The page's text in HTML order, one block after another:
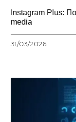
Instagram Plus:
media
31/03/2026